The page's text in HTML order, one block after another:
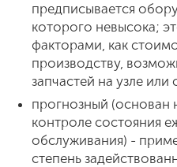
предписывается
которого невысока;
факторами, как
производству,
запчастей на узле
прогнозный (основан
контроле состояния
обслуживания) -
степень